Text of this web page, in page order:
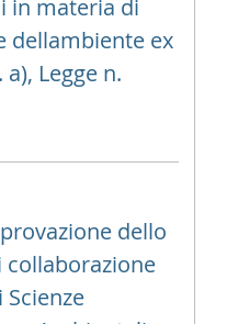
in materia di
ex
Legge n.
dello
collaborazione